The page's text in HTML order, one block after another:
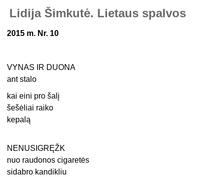
Lidija Šimkutė. Lietaus spalvos
2015 m. Nr. 10
VYNAS IR DUONA
ant stalo
kai eini pro šalį
šešėliai raiko
kepalą
NENUSIGRĘŽK
nuo raudonos cigaretės
sidabro kandikliu